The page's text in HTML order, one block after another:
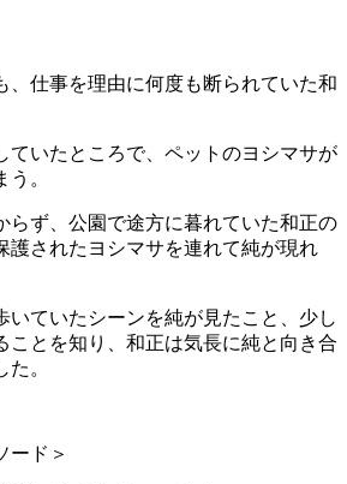
、仕事を理由に何度も断られていた和
ていたところで、ペットのヨシマサが
。
らず、公園で途方に暮れていた和正の
護されたヨシマサを連れて純が現れ
いていたシーンを純が見たこと、少し
ことを知り、和正は気長に純と向き合
。
ード＞